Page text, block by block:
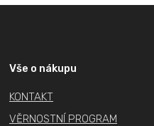
Vše o nákupu
KONTAKT
VĚRNOSTNÍ PROGRAM